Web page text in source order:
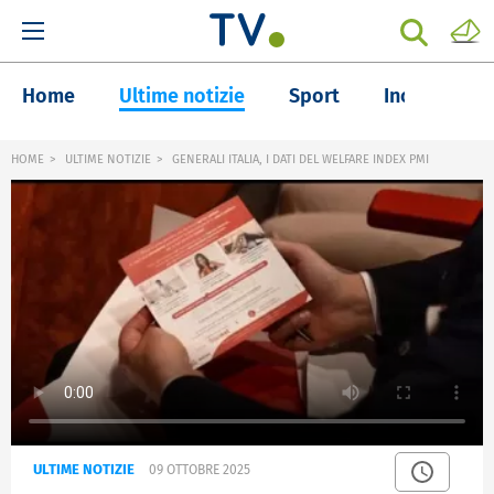
Home Ultime notizie Sport Inchieste
HOME ULTIME NOTIZIE GENERALI ITALIA, I DATI DEL WELFARE INDEX PMI
ULTIME NOTIZIE 09 OTTOBRE 2025